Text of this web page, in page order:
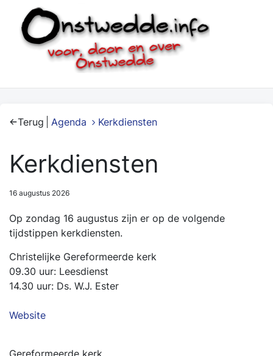
Terug Agenda Kerkdiensten
Kerkdiensten
16 augustus 2026
Op zondag 16 augustus zijn er op de volgende
tijdstippen kerkdiensten.
Christelijke Gereformeerde kerk
09.30 uur: Leesdienst
14.30 uur: Ds. W.J. Ester
Website
Gereformeerde kerk